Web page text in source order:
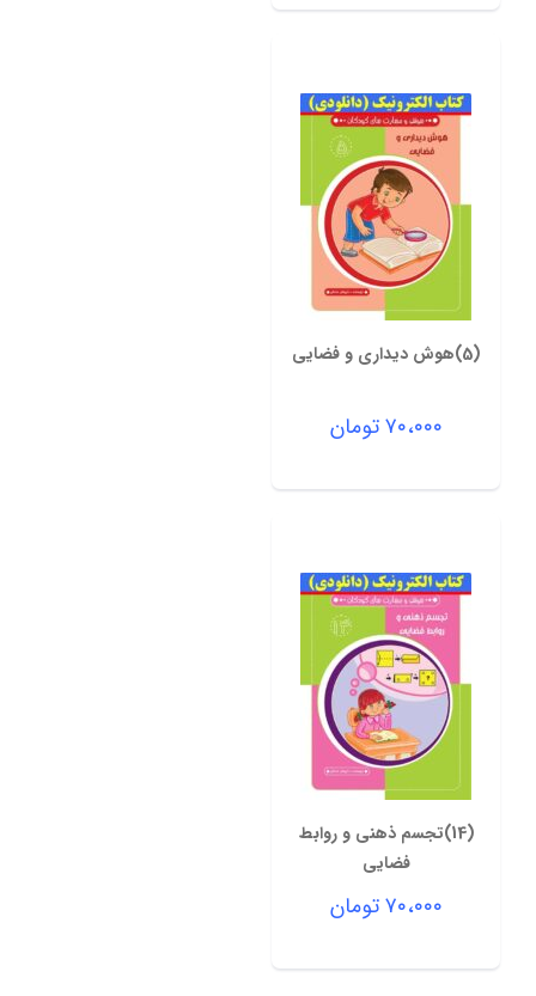
(5)هوش دیداری و فضایی
۷۰،۰۰۰تومان
(14)تجسم ذهنی و روابط
فضایی
۷۰،۰۰۰تومان